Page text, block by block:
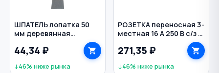
ШПАТЕЛЬ лопатка 50
мм деревянная
рукоятка сталь BIBER
44,34 ₽
↓46% ниже рынка
РОЗЕТКА переносная 3-
местная 16 А 250 В с/з с
крышками каучук IP54
NE-AD
271,35 ₽
↓46% ниже рынка